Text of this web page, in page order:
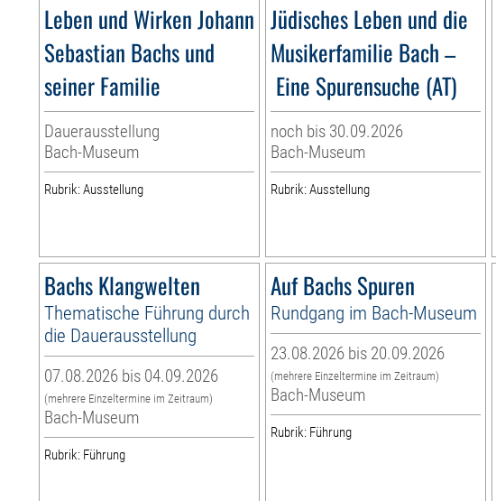
Leben und Wirken Johann
Sebastian Bachs und
seiner Familie
Dauerausstellung
Bach-Museum
Rubrik: Ausstellung
Jüdisches Leben und die
Musikerfamilie Bach –
Eine Spurensuche (AT)
noch bis 30.09.2026
Bach-Museum
Rubrik: Ausstellung
Bachs Klangwelten
Thematische Führung durch
die Dauerausstellung
07.08.2026 bis 04.09.2026
(mehrere Einzeltermine im Zeitraum)
Bach-Museum
Rubrik: Führung
Auf Bachs Spuren
Rundgang im Bach-Museum
23.08.2026 bis 20.09.2026
(mehrere Einzeltermine im Zeitraum)
Bach-Museum
Rubrik: Führung